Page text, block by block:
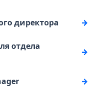
директора
отдела